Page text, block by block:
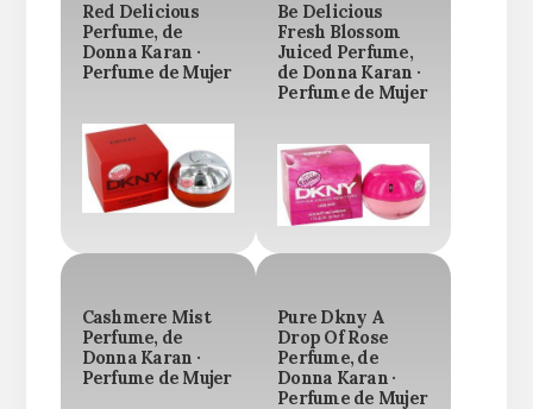
Red Delicious
Perfume, de
Donna Karan ·
Perfume de Mujer
Be Delicious
Fresh Blossom
Juiced Perfume,
de Donna Karan ·
Perfume de Mujer
Cashmere Mist
Perfume, de
Donna Karan ·
Perfume de Mujer
Pure Dkny A
Drop Of Rose
Perfume, de
Donna Karan ·
Perfume de Mujer